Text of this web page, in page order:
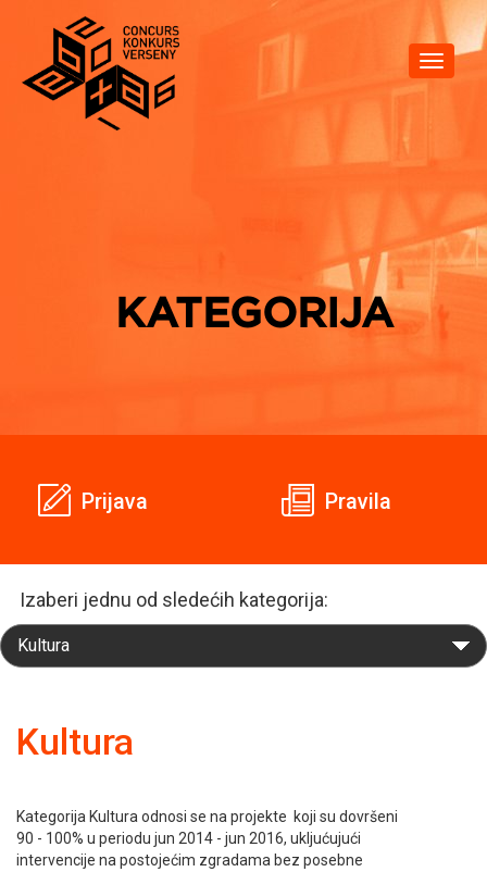
Toggle
KATEGORIJA
Prijava Pravila
Izaberi jednu od sledećih kategorija:
Kultura
Kategorija Kultura odnosi se na projekte koji su dovršeni
90 - 100% u periodu jun 2014 - jun 2016, ukljućujući
intervencije na postojećim zgradama bez posebne